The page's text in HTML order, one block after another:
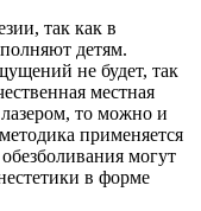
так как в
детям.
не будет, так
местная
то можно и
применяется
могут
в форме